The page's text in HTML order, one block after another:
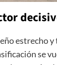
estrecho
se